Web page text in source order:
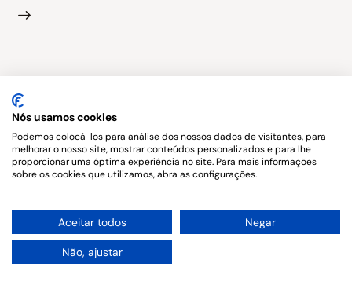
Nós usamos cookies
Podemos colocá-los para análise dos nossos dados de visitantes, para
melhorar o nosso site, mostrar conteúdos personalizados e para lhe
proporcionar uma óptima experiência no site. Para mais informações
sobre os cookies que utilizamos, abra as configurações.
Aceitar todos Negar
Não, ajustar